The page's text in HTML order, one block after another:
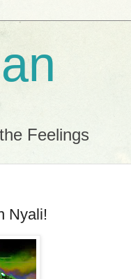
Feelings
Nyali!